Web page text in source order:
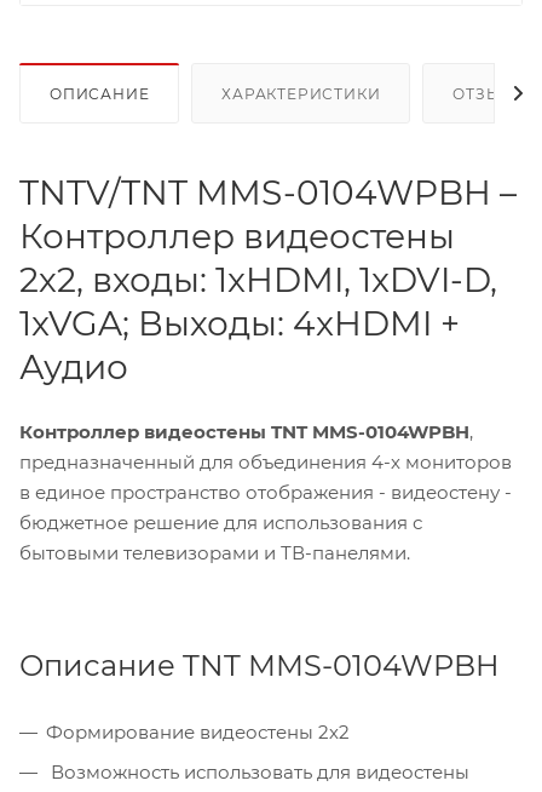
ОПИСАНИЕ ХАРАКТЕРИСТИКИ ОТЗЫВЫ
TNTV/TNT MMS-0104WPBH –
Контроллер видеостены
2х2, входы: 1xHDMI, 1xDVI-D,
1xVGA; Выходы: 4xHDMI +
Аудио
Контроллер видеостены TNT MMS-0104WPBH,
предназначенный для объединения 4-х мониторов
в единое пространство отображения - видеостену -
бюджетное решение для использования с
бытовыми телевизорами и ТВ-панелями.
Описание TNT MMS-0104WPBH
Формирование видеостены 2х2
Возможность использовать для видеостены